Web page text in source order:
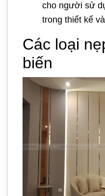
cho người sử
trong thiết kế
Các loại
biến